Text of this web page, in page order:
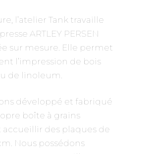
l’atelier Tank travaille
ARTLEY PERSEN
sur mesure. Elle permet
l’impression de bois
de linoleum.
développé et fabriqué
boîte à grains
accueillir des plaques de
Nous possédons